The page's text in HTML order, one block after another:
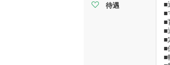
待遇
■
■
■
■
■
■
■